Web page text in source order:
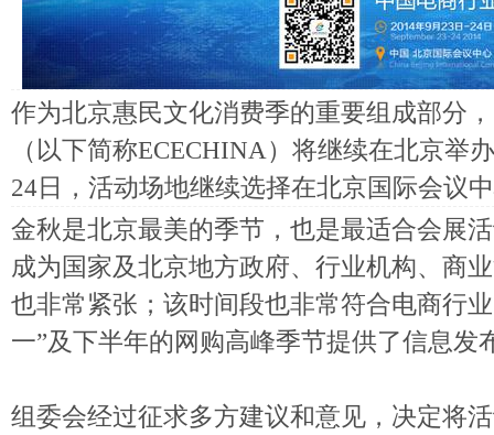
作为北京惠民文化消费季的重要组成部分
（以下简称ECECHINA）将继续在北京举
24日，活动场地继续选择在北京国际会议
金秋是北京最美的季节，也是最适合会展
成为国家及北京地方政府、行业机构、商
也非常紧张；该时间段也非常符合电商行
一”及下半年的网购高峰季节提供了信息发
组委会经过征求多方建议和意见，决定将